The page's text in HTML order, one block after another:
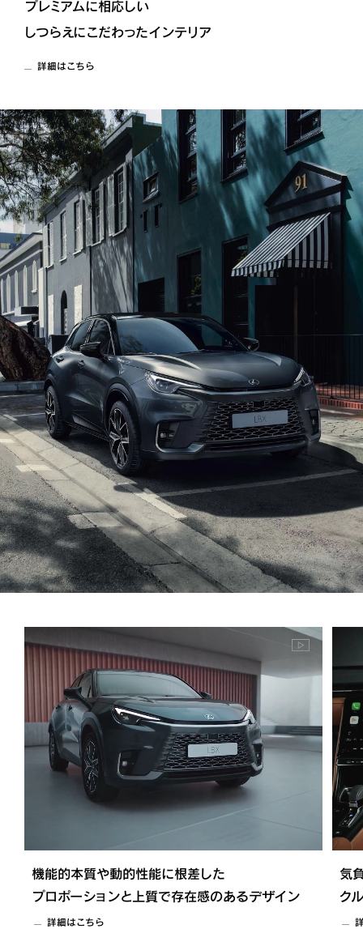
プレミアムに相応しい
しつらえにこだわったインテリア
詳細はこちら
機能的本質や動的性能に根差した
プロポーションと上質で存在感のあるデザイン
詳細はこちら
気
ク